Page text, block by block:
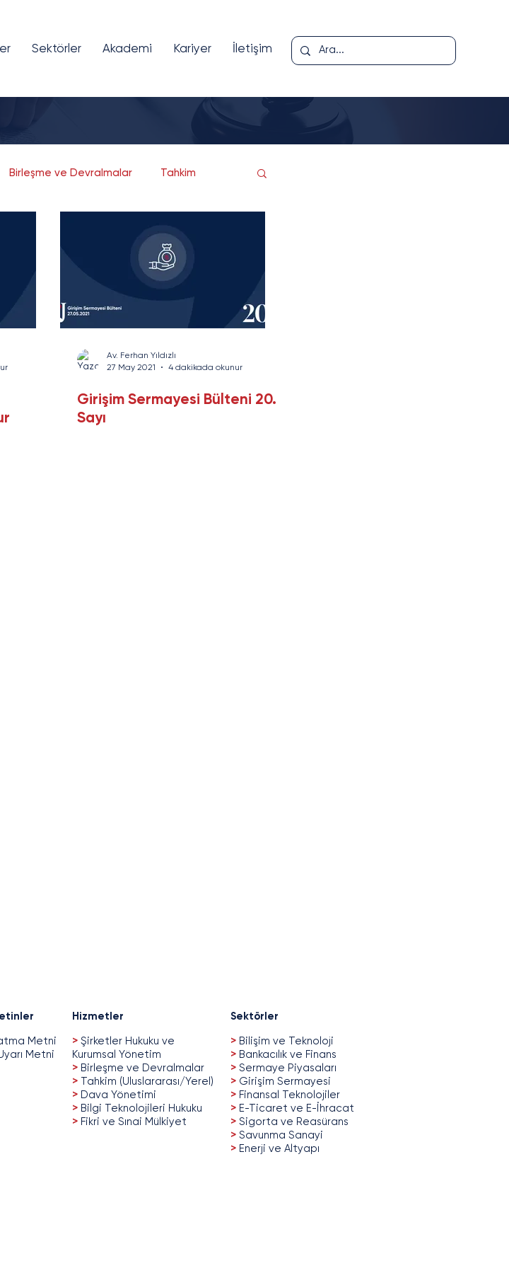
Sektörler Akademi Kariyer İletişim
Birleşme ve Devralmalar Tahkim
Finansal Teknolojiler
Av. Ferhan Yıldızlı
27 May 2021
4 dakikada okunur
Girişim Sermayesi Bülteni 20.
Sayı
Metni
Metni
Hizmetler
> Şirketler Hukuku ve
Kurumsal Yönetim
> Birleşme ve Devralmalar
> Tahkim (Uluslararası/Yerel)
> Dava Yönetimi
> Bilgi Teknolojileri Hukuku
> Fikri ve Sınai Mülkiyet
Sektörler
> Bilişim ve Teknoloji
> Bankacılık ve Finans
> Sermaye Piyasaları
> Girişim Sermayesi
> Finansal Teknolojiler
> E-Ticaret ve E-İhracat
> Sigorta ve Reasürans
> Savunma Sanayi
> Enerji ve Altyapı